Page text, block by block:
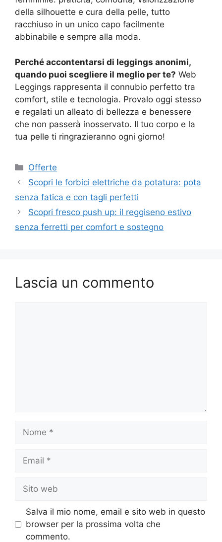
della silhouette e cura della pelle, tutto
racchiuso in un unico capo facilmente
abbinabile e sempre alla moda.
Perché accontentarsi di leggings anonimi,
quando puoi scegliere il meglio per te? Web
Leggings rappresenta il connubio perfetto tra
comfort, stile e tecnologia. Provalo oggi stesso
e regalati un alleato di bellezza e benessere
che non passerà inosservato. Il tuo corpo e la
tua pelle ti ringrazieranno ogni giorno!
Categorie
Offerte
Scopri le forbici elettriche da potatura: pota
senza fatica e con tagli perfetti
Scopri fresco push up: il reggiseno estivo
senza ferretti per comfort e sostegno
Lascia un commento
web
Salva il mio nome, email e sito web in questo
browser per la prossima volta che
commento.